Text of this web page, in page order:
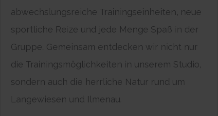
abwechslungsreiche Trainingseinheiten, neue
sportliche Reize und jede Menge Spaß in der
Gruppe. Gemeinsam entdecken wir nicht nur
die Trainingsmöglichkeiten in unserem Studio,
sondern auch die herrliche Natur rund um
Langewiesen und Ilmenau.